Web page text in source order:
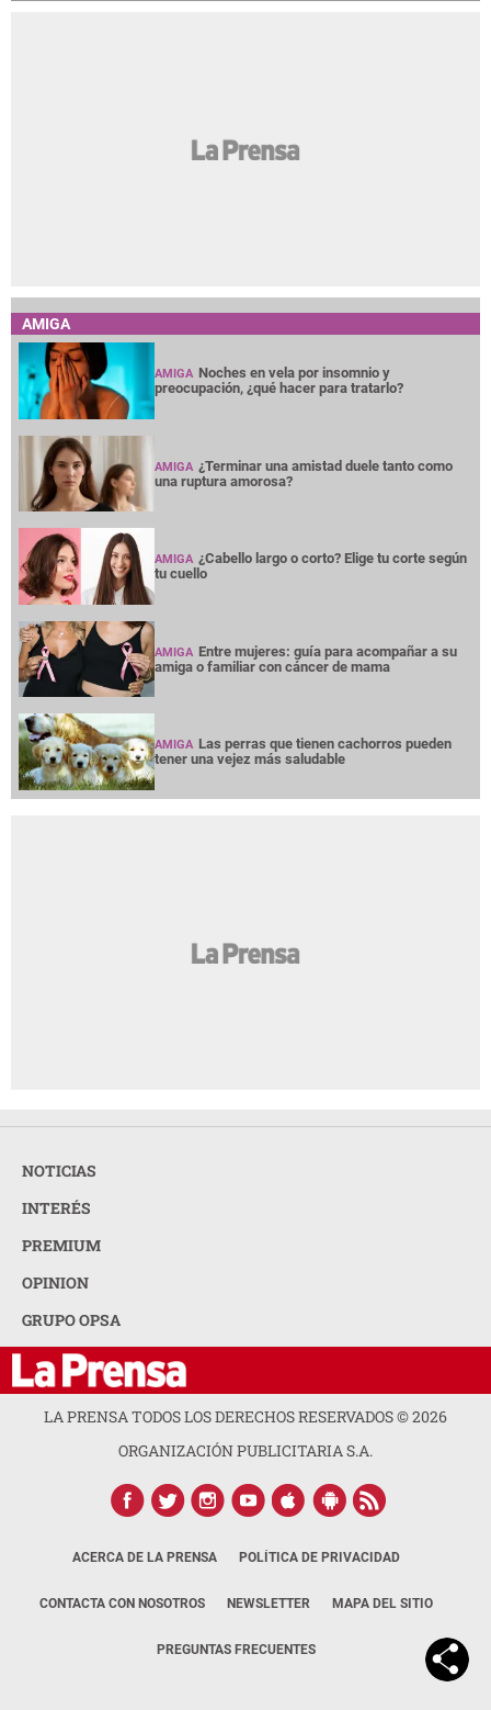
AMIGA
AMIGA Noches en vela por insomnio y
preocupación, ¿qué hacer para tratarlo?
AMIGA ¿Terminar una amistad duele tanto como
una ruptura amorosa?
AMIGA ¿Cabello largo o corto? Elige tu corte según
tu cuello
AMIGA Entre mujeres: guía para acompañar a su
amiga o familiar con cáncer de mama
AMIGA Las perras que tienen cachorros pueden
tener una vejez más saludable
NOTICIAS
INTERÉS
PREMIUM
OPINION
GRUPO OPSA
LA PRENSA TODOS LOS DERECHOS RESERVADOS ©2026
ORGANIZACIÓN PUBLICITARIA S.A.
ACERCA DE LA PRENSA POLÍTICA DE PRIVACIDAD
CONTACTA CON NOSOTROS NEWSLETTER MAPA DEL SITIO
PREGUNTAS FRECUENTES